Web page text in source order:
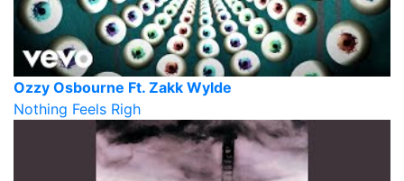
Ozzy Osbourne Ft. Zakk Wylde
Nothing Feels Righ